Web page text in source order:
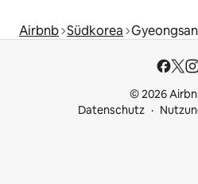
Airbnb Südkorea
© 2026
Datenschutz